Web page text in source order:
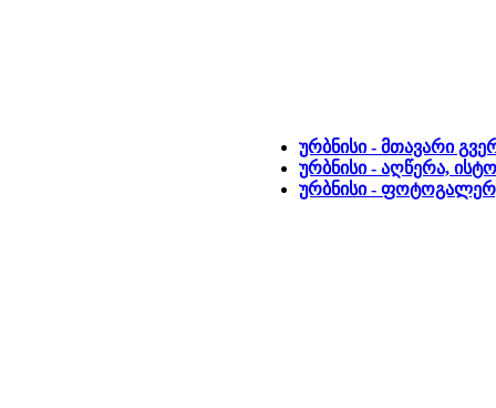
ურბნისი - მთავარი
ურბნისი - აღწერა,
ურბნისი -